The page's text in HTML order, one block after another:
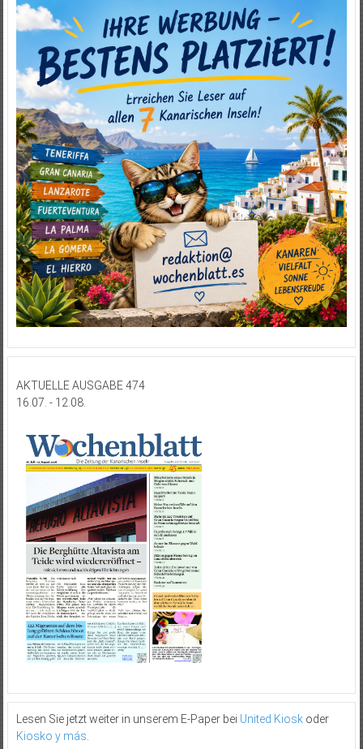
AKTUELLE AUSGABE 474
16.07. - 12.08.
Lesen Sie jetzt weiter in unserem E-Paper bei United Kioskoder
Kiosko y más.